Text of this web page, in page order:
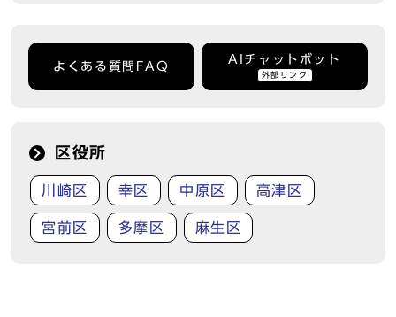
よくある質問FAQ
AIチャットボット
外部リンク
区役所
川崎区 幸区 中原区 高津区
宮前区 多摩区 麻生区